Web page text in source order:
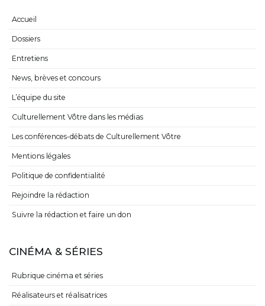
Accueil
Dossiers
Entretiens
News, brèves et concours
L’équipe du site
Culturellement Vôtre dans les médias
Les conférences-débats de Culturellement Vôtre
Mentions légales
Politique de confidentialité
Rejoindre la rédaction
Suivre la rédaction et faire un don
CINÉMA & SÉRIES
Rubrique cinéma et séries
Réalisateurs et réalisatrices